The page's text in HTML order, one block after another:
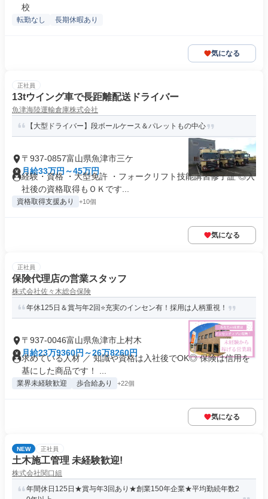
校
転勤なし 長期休暇あり
気になる
正社員
13tウイング車で長距離配送ドライバー
魚津海陸運輸倉庫株式会社
【大型ドライバー】段ボールケース＆パレットもの中心
〒937-0857富山県魚津市三ケ
月給33万円～45万円
経験・資格 ・大型免許 ・フォークリフト技能講習修了証 ◎入
社後の資格取得もＯＫです...
資格取得支援あり +10個
気になる
正社員
保険代理店の営業スタッフ
株式会社佐々木総合保険
年休125日＆賞与年2回⭐充実のインセン有！採用は人柄重視！
〒937-0046富山県魚津市上村木
月給23万9360円～26万8260円
求めている人材 ／ 知識や資格は入社後でOK◎ 保険は信用を
基にした商品です！ ...
業界未経験歓迎 歩合給あり +22個
気になる
NEW 正社員
土木施工管理 未経験歓迎!
株式会社関口組
年間休日125日★賞与年3回あり★創業150年企業★平均勤続年数2